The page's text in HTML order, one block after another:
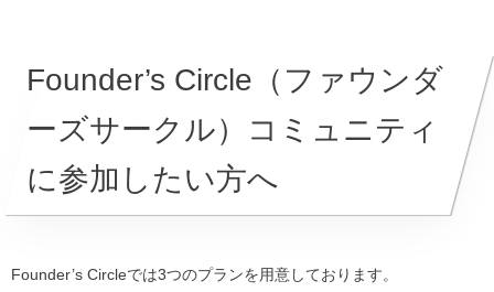
Founder’s Circle（ファウンダ
ーズサークル）コミュニティ
に参加したい方へ
Founder’s Circleでは3つのプランを用意しております。